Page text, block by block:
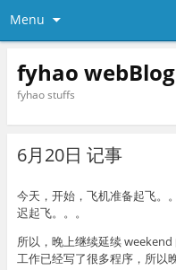
Menu
fyhao webBlog
fyhao stuffs
6月20日 记事
今天，开始，飞机准备起飞。
迟起飞。。。
所以，晚上继续延续
工作已经写了很多程序，所以